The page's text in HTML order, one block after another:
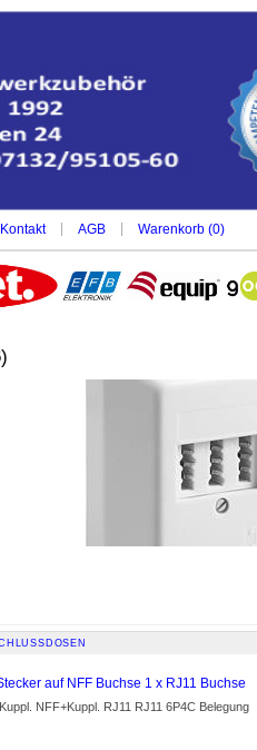
Kontakt AGB Warenkorb (0)
auf NFF Buchse 1 x RJ11 Buchse
NFF+Kuppl. RJ11 RJ11 6P4C Belegung